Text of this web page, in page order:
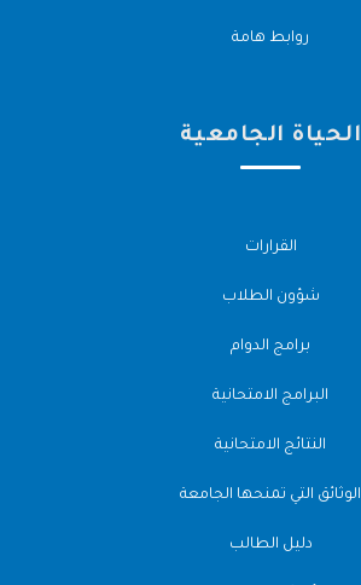
روابط هامة
الحياة الجامعية
القرارات
شؤون الطلاب
برامج الدوام
البرامج الامتحانية
النتائج الامتحانية
الوثائق التي تمنحها الجامعة
دليل الطالب